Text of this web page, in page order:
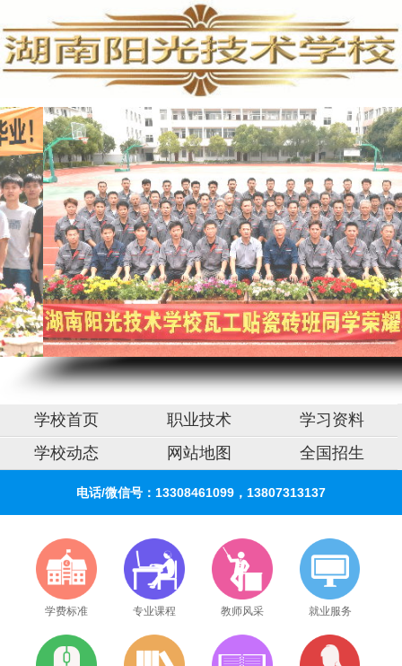
电脑维修培训,手机维修培训,安防监控培训
学校首页 职业技术
学习资料
学校动态
网站地图 全国招生
电话/微信号：13308461099，13807313137
学费标准 专业课程 教师风采 就业服务